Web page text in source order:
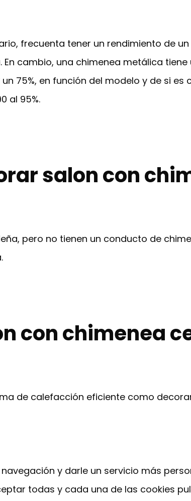
frecuenta tener un rendimiento de un
cambio, una chimenea metálica
75%, en función del modelo y de si es
al 95%.
salon con
pero no tienen un conducto de
con chimenea
de calefacción eficiente como
y darle un servicio más
todas y cada una de las cookies